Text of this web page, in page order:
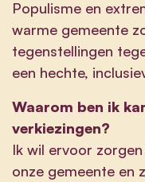
Populisme en
warme gemeente
tegenstellingen
een hechte,
Waarom ben ik
verkiezingen?
Ik wil ervoor
onze gemeente en